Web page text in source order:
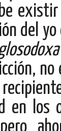
del
en los